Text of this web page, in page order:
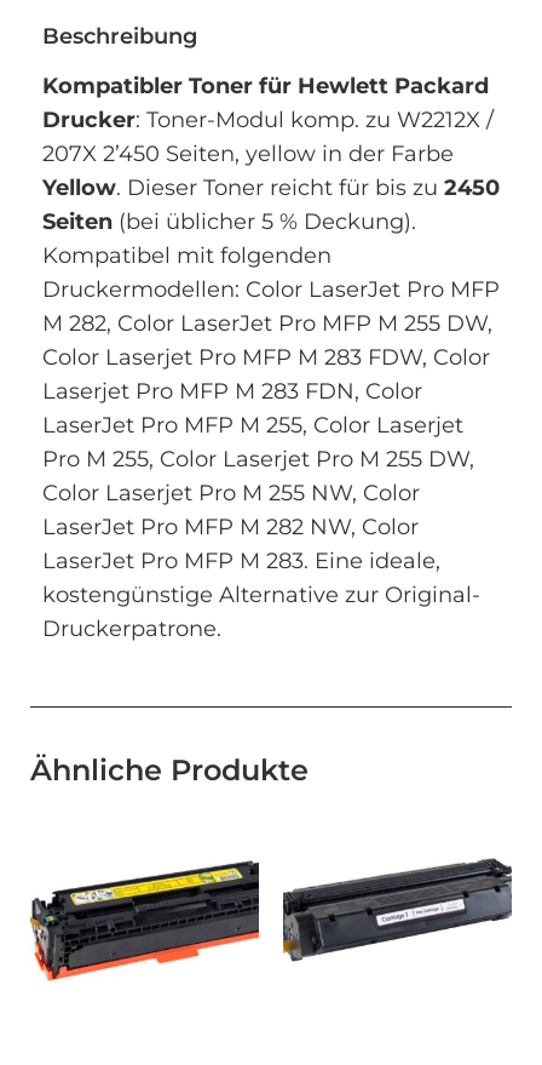
Beschreibung
Kompatibler Toner für Hewlett Packard
Drucker: Toner-Modul komp. zu W2212X /
207X 2’450 Seiten, yellow in der Farbe
Yellow. Dieser Toner reicht für bis zu 2450
Seiten (bei üblicher 5 % Deckung).
Kompatibel mit folgenden
Druckermodellen: Color LaserJet Pro MFP
M 282, Color LaserJet Pro MFP M 255 DW,
Color Laserjet Pro MFP M 283 FDW, Color
Laserjet Pro MFP M 283 FDN, Color
LaserJet Pro MFP M 255, Color Laserjet
Pro M 255, Color Laserjet Pro M 255 DW,
Color Laserjet Pro M 255 NW, Color
LaserJet Pro MFP M 282 NW, Color
LaserJet Pro MFP M 283. Eine ideale,
kostengünstige Alternative zur Original-
Druckerpatrone.
Ähnliche Produkte